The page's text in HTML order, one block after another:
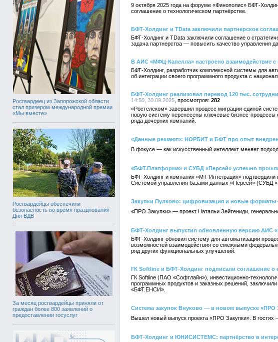
Росгвардеец из Запорожской области
стал призером международной премии
«Мы вместе»
Росгвардейцы обеспечили
безопасность во время празднования
Дня ВДВ
За месяц росгвардейцы приняли от
граждан более 800 заявлений о
предоставлении госуслуг
9 октября 2025 года на форуме «Финополис» БФТ-
соглашение о технологическом партнёрстве.
БФТ-Холдинг и TData заключили партнерское
БФТ-Холдинг и TData заключили соглашение о
задача партнерства — повысить качество управления
В АИС «МФЦ-Капелла» настроено взаимодействие с
БФТ-Холдинг, разработчик комплексной системы для
об интеграции своего программного продукта с
БФТ-Холдинг реализовал перевод 120 тыс.
14:50, 30.09.2025
282
«Ростелеком» завершил процесс миграции единой
новую систему перенесены ключевые бизнес-процессы
ряда дочерних компаний.
«Данные решают»: НОРБИТ и БФТ про опыт
В фокусе — как искусственный интеллект меняет
«БФТ.Платформа» и СУБД «Персей» успешно
БФТ-Холдинг и компания «МТ-Интеграция»
Системой управления базами данных «Персей» (СУБД
Закупки Пулково: цифровизация и новые
«ПРО Закупки» — проект Натальи Зейтениди,
БФТ-Холдинг выпустил обновленную версию АИС
БФТ-Холдинг обновил систему для автоматизации
возможностей взаимодействия со смежными
ряд других функциональных улучшений.
ГК Softline и БФТ-Холдинг подписали соглашение о
ГК Softline (ПАО «Софтлайн»), инвестиционно-
программных продуктов и заказных решений,
«БФТ.ЕНСИ».
Система закупок Внуково — в новом выпуске «ПРО
Вышел новый выпуск проекта «ПРО Закупки». В гостях
БФТ-Холдинг и ЮНИСИСТЕМС: партнёрство в